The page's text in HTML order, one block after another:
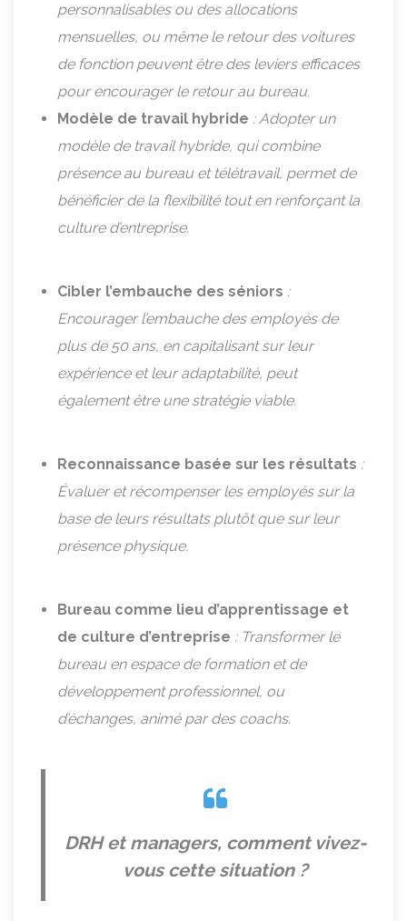
personnalisables ou des allocations
mensuelles, ou même le retour des voitures
de fonction peuvent être des leviers efficaces
pour encourager le retour au bureau.
Modèle de travail hybride : Adopter un
modèle de travail hybride, qui combine
présence au bureau et télétravail, permet de
bénéficier de la flexibilité tout en renforçant la
culture d’entreprise.
Cibler l’embauche des séniors :
Encourager l’embauche des employés de
plus de 50 ans, en capitalisant sur leur
expérience et leur adaptabilité, peut
également être une stratégie viable.
Reconnaissance basée sur les résultats :
Évaluer et récompenser les employés sur la
base de leurs résultats plutôt que sur leur
présence physique.
Bureau comme lieu d’apprentissage et
de culture d’entreprise : Transformer le
bureau en espace de formation et de
développement professionnel, ou
d’échanges, animé par des coachs.
DRH et managers, comment vivez-
vous cette situation ?